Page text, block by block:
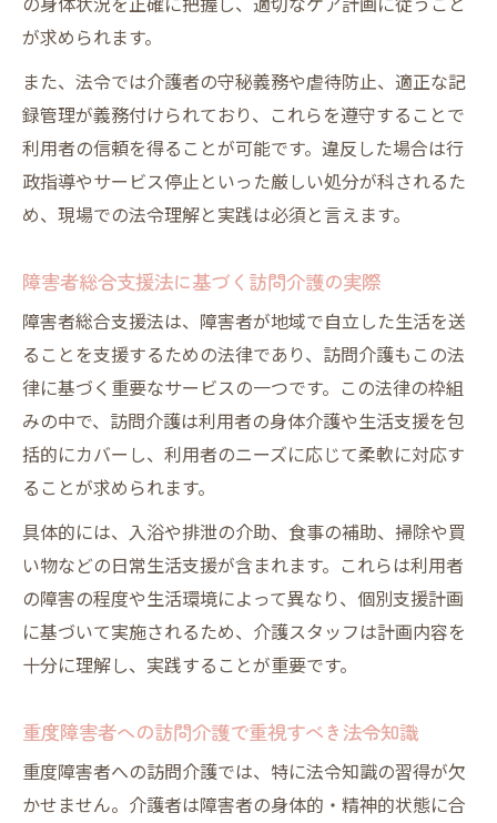
の身体状況を正確に把握し、適切なケア計画に従うこと
が求められます。
また、法令では介護者の守秘義務や虐待防止、適正な記
録管理が義務付けられており、これらを遵守することで
利用者の信頼を得ることが可能です。違反した場合は行
政指導やサービス停止といった厳しい処分が科されるた
め、現場での法令理解と実践は必須と言えます。
障害者総合支援法に基づく訪問介護の実際
障害者総合支援法は、障害者が地域で自立した生活を送
ることを支援するための法律であり、訪問介護もこの法
律に基づく重要なサービスの一つです。この法律の枠組
みの中で、訪問介護は利用者の身体介護や生活支援を包
括的にカバーし、利用者のニーズに応じて柔軟に対応す
ることが求められます。
具体的には、入浴や排泄の介助、食事の補助、掃除や買
い物などの日常生活支援が含まれます。これらは利用者
の障害の程度や生活環境によって異なり、個別支援計画
に基づいて実施されるため、介護スタッフは計画内容を
十分に理解し、実践することが重要です。
重度障害者への訪問介護で重視すべき法令知識
重度障害者への訪問介護では、特に法令知識の習得が欠
かせません。介護者は障害者の身体的・精神的状態に合